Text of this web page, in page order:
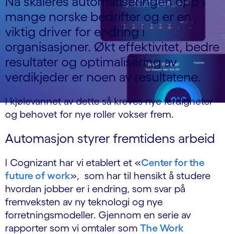
mange norske bedrifter og er en
viktig driver for endring i
organisasjoner. Økt effektivitet, bedre
resultater og optimalisering av
verdikjeder er noen av resultatene.
I kjølevannet av dette så kreves nye ferdigheter
og behovet for nye roller vokser frem.
Automasjon styrer fremtidens arbeid
I Cognizant har vi etablert et «Center for the
future of work», som har til hensikt å studere
hvordan jobber er i endring, som svar på
fremveksten av ny teknologi og nye
forretningsmodeller. Gjennom en serie av
rapporter som vi omtaler som The Work